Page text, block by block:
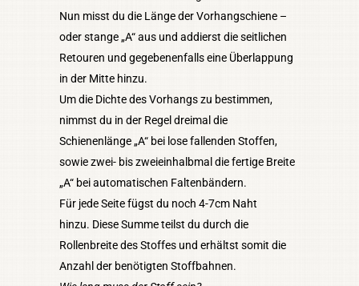
Nun misst du die Länge der Vorhangschiene –
oder stange „A“ aus und addierst die seitlichen
Retouren und gegebenenfalls eine Überlappung
in der Mitte hinzu.
Um die Dichte des Vorhangs zu bestimmen,
nimmst du in der Regel dreimal die
Schienenlänge „A“ bei lose fallenden Stoffen,
sowie zwei- bis zweieinhalbmal die fertige Breite
„A“ bei automatischen Faltenbändern.
Für jede Seite fügst du noch 4-7cm Naht
hinzu. Diese Summe teilst du durch die
Rollenbreite des Stoffes und erhältst somit die
Anzahl der benötigten Stoffbahnen.